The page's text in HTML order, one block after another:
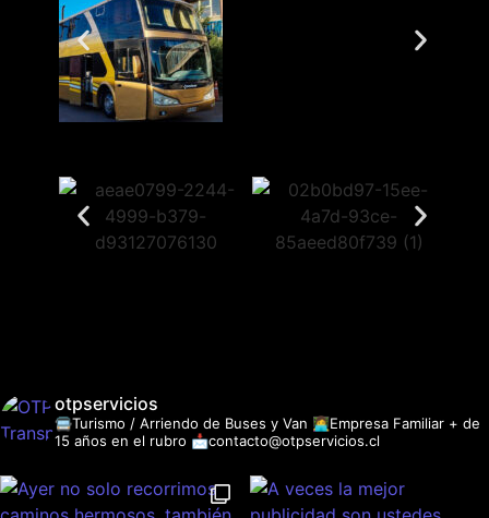
otpservicios
🚍Turismo / Arriendo de Buses y Van 👩‍💻Empresa Familiar + de
15 años en el rubro 📩contacto@otpservicios.cl